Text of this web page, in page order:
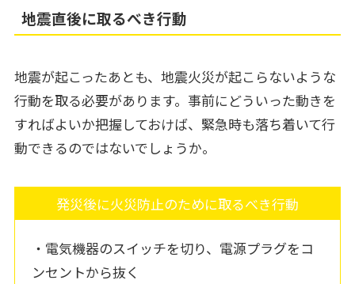
地震直後に取るべき行動
地震が起こったあとも、地震火災が起こらないような
行動を取る必要があります。事前にどういった動きを
すればよいか把握しておけば、緊急時も落ち着いて行
動できるのではないでしょうか。
発災後に火災防止のために取るべき行動
・電気機器のスイッチを切り、電源プラグをコ
ンセントから抜く